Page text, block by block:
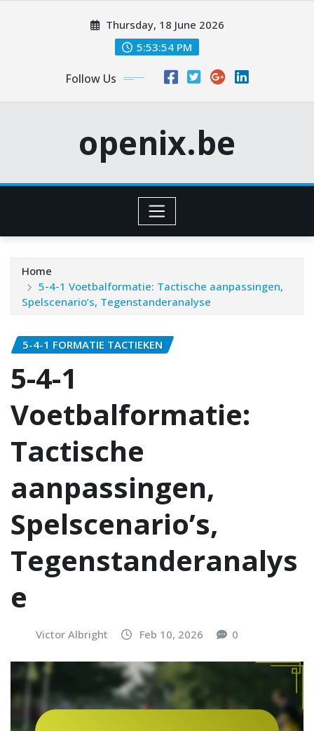
Thursday, 18 June 2026
5:53:55 PM
Follow Us
openix.be
Home
5-4-1 Voetbalformatie: Tactische aanpassingen,
Spelscenario’s, Tegenstanderanalyse
5-4-1 FORMATIE TACTIEKEN
5-4-1
Voetbalformatie:
Tactische
aanpassingen,
Spelscenario’s,
Tegenstanderanalys
e
Victor Albright Feb 10, 2026 0